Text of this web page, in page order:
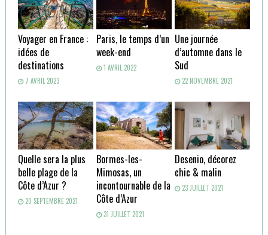
Voyager en France :
idées de
destinations
7 AVRIL 2023
Paris, le temps d’un
week-end
1 AVRIL 2022
Une journée
d’automne dans le
Sud
22 NOVEMBRE 2021
Quelle sera la plus
belle plage de la
Côte d’Azur ?
20 SEPTEMBRE 2021
Bormes-les-
Mimosas, un
incontournable de la
Côte d’Azur
31 JUILLET 2021
Desenio, décorez
chic & malin
23 JUILLET 2021